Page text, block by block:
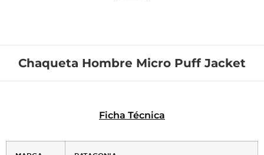
Chaqueta Hombre Micro Puff Jacket
Ficha Técnica